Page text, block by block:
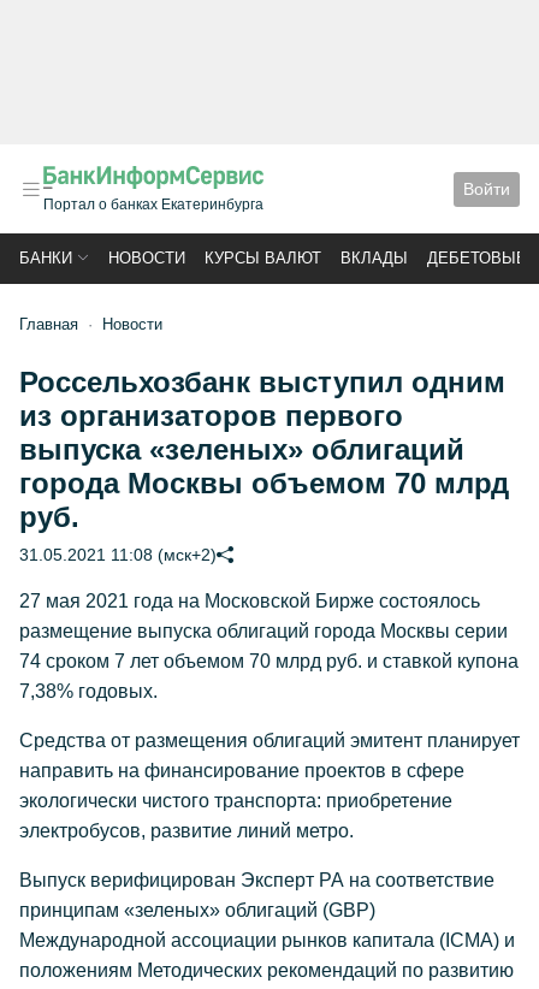
Портал о банках Екатеринбурга
Войти
БАНКИ НОВОСТИ КУРСЫ ВАЛЮТ ВКЛАДЫ ДЕБЕТОВЫЕ
Главная Новости
Россельхозбанк выступил одним
из организаторов первого
выпуска «зеленых» облигаций
города Москвы объемом 70 млрд
руб.
31.05.2021 11:08 (мск+2)
27 мая 2021 года на Московской Бирже состоялось
размещение выпуска облигаций города Москвы серии
74 сроком 7 лет объемом 70 млрд руб. и ставкой купона
7,38% годовых.
Средства от размещения облигаций эмитент планирует
направить на финансирование проектов в сфере
экологически чистого транспорта: приобретение
электробусов, развитие линий метро.
Выпуск верифицирован Эксперт РА на соответствие
принципам «зеленых» облигаций (GBP)
Международной ассоциации рынков капитала (ICMA) и
положениям Методических рекомендаций по развитию